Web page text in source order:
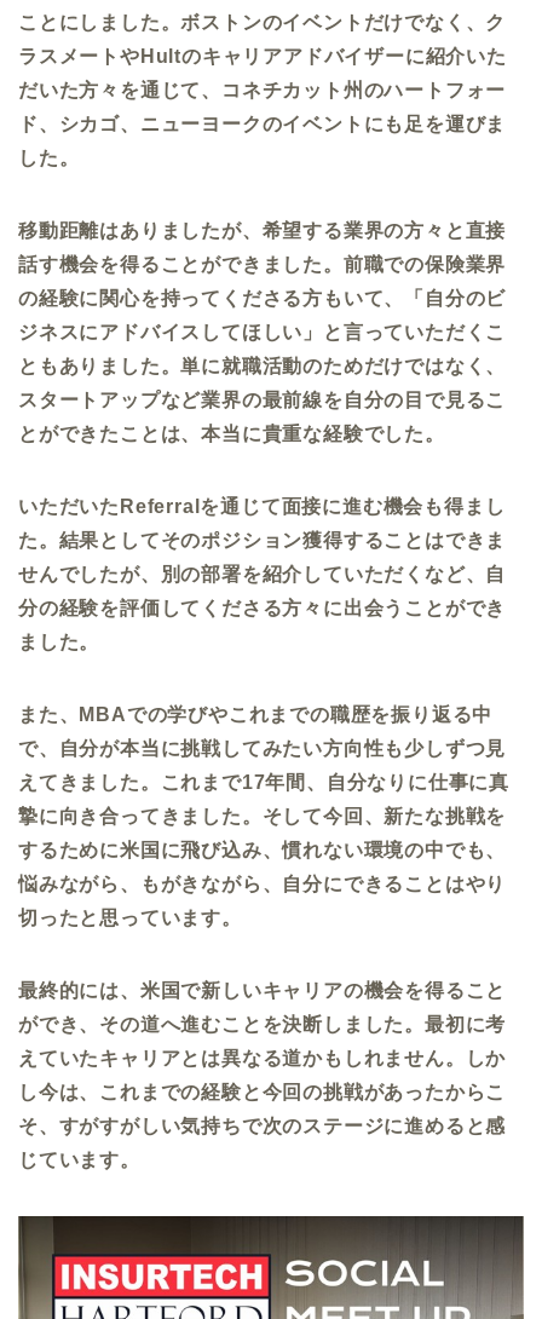
ことにしました。ボストンのイベントだけでなく、ク
ラスメートや Hultのキャリアアドバイザーに紹介いた
だいた方々を通じて、コネチカット州のハートフォー
ド、シカゴ、ニューヨークのイベントにも足を運びま
した。
移動距離はありましたが、希望する業界の方々と直接
話す機会を得ることができました。前職での保険業界
の経験に関心を持ってくださる方もいて、「自分のビ
ジネスにアドバイスしてほしい」と言っていただくこ
ともありました。単に就職活動のためだけではなく、
スタートアップなど業界の最前線を自分の目で見るこ
とができたことは、本当に貴重な経験でした。
いただいた Referral を通じて面接に進む機会も得まし
た。結果としてそのポジション獲得することはできま
せんでしたが、別の部署を紹介していただくなど、自
分の経験を評価してくださる方々に出会うことができ
ました。
また、 MBAでの学びやこれまでの職歴を振り返る中
で、自分が本当に挑戦してみたい方向性も少しずつ見
えてきました。これまで17年間、自分なりに仕事に真
摯に向き合ってきました。そして今回、新たな挑戦を
するために米国に飛び込み、慣れない環境の中でも、
悩みながら、もがきながら、自分にできることはやり
切ったと思っています。
最終的には、米国で新しいキャリアの機会を得ること
ができ、その道へ進むことを決断しました。最初に考
えていたキャリアとは異なる道かもしれません。しか
し今は、これまでの経験と今回の挑戦があったからこ
そ、すがすがしい気持ちで次のステージに進めると感
じています。